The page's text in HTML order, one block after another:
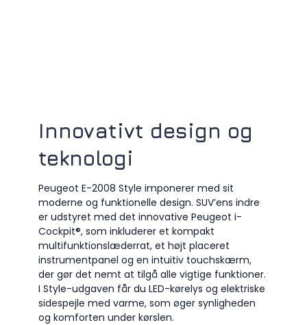
Innovativt design og
teknologi
Peugeot E-2008 Style imponerer med sit
moderne og funktionelle design. SUV’ens indre
er udstyret med det innovative Peugeot i-
Cockpit®, som inkluderer et kompakt
multifunktionslæderrat, et højt placeret
instrumentpanel og en intuitiv touchskærm,
der gør det nemt at tilgå alle vigtige funktioner.
I Style-udgaven får du LED-kørelys og elektriske
sidespejle med varme, som øger synligheden
og komforten under kørslen.